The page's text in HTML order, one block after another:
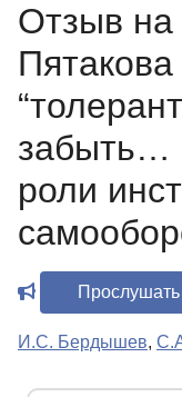
Отзыв
забыть…
роли
Прослушать
И.С. Бердышев,